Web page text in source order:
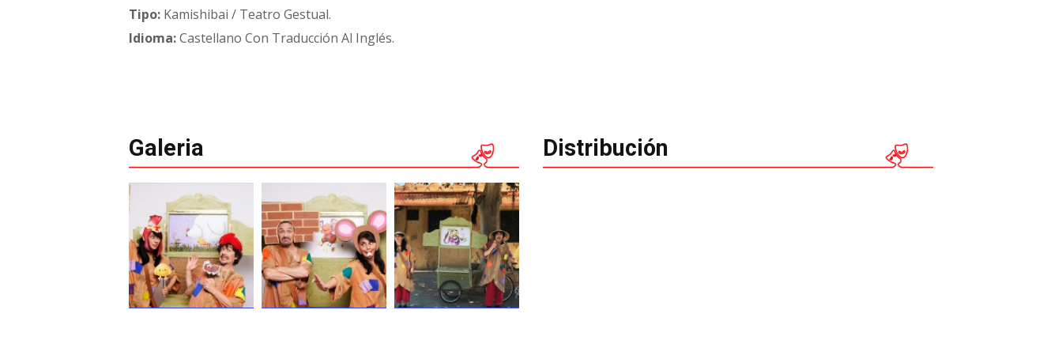
Tipo: Kamishibai / Teatro Gestual.
Idioma:Castellano Con Traducción Al Inglés.
Galeria Distribución